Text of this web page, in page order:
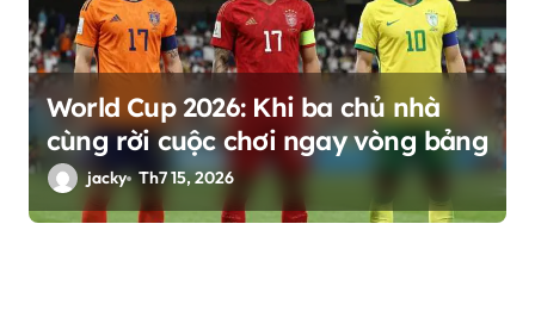
World Cup 2026: Khi ba chủ nhà
cùng rời cuộc chơi ngay vòng bảng
jacky Th7 15, 2026